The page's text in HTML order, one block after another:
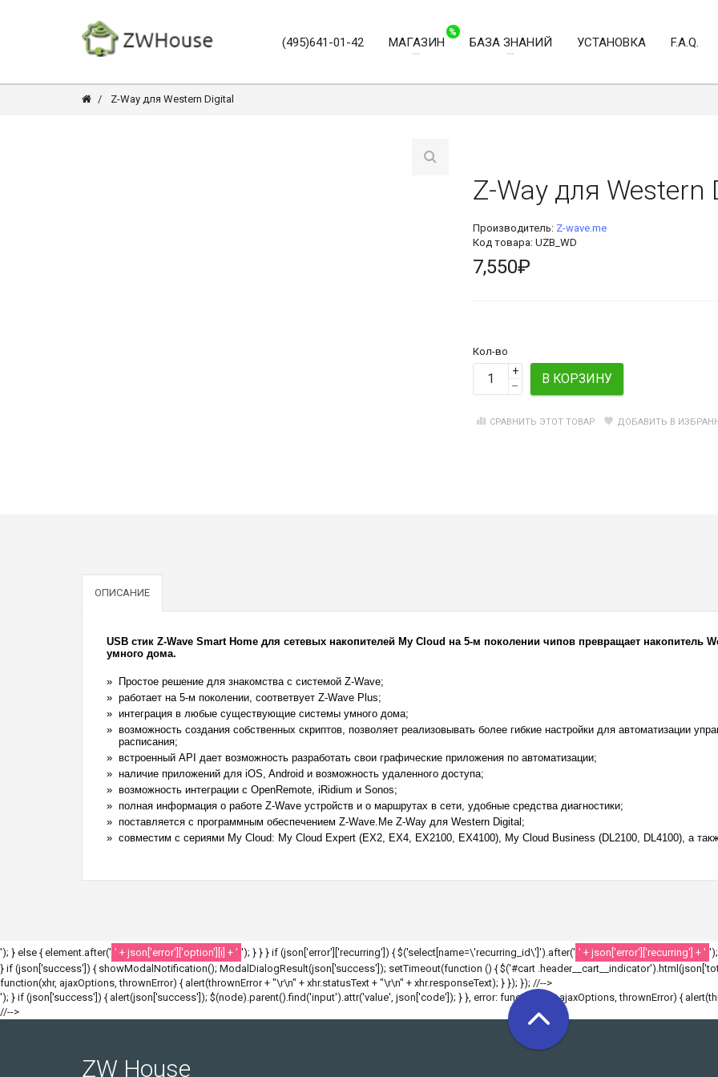
(495)641-01-42 МАГАЗИН
%
БАЗА ЗНАНИЙ УСТАНОВКА F.A.Q.
Z-Way для Western Digital
Z-Way для Western
Производитель: Z-wave.me
Код товара: UZB_WD
7,550₽
Кол-во
+
–
В КОРЗИНУ
СРАВНИТЬ ЭТОТ ТОВАР ДОБАВИТЬ В
ОПИСАНИЕ
USB стик Z-Wave Smart Home для сетевых накопителей My Cloud на 5-м поколении чипов превращает накопитель
умного дома.
Простое решение для знакомства с системой Z-Wave;
работает на 5-м поколении, соответвует Z-Wave Plus;
интеграция в любые существующие системы умного дома;
возможность создания собственных скриптов, позволяет реализовывать более гибкие настройки для автоматизации
расписания;
встроенный API дает возможность разработать свои графические приложения по автоматизации;
наличие приложений для iOS, Android и возможность удаленного доступа;
возможность интеграции с OpenRemote, iRidium и Sonos;
полная информация о работе Z-Wave устройств и о маршрутах в сети, удобные средства диагностики;
поставляется с программным обеспечением Z-Wave.Me Z-Way для Western Digital;
совместим с сериями My Cloud: My Cloud Expert (EX2, EX4, EX2100, EX4100), My Cloud Business (DL2100, DL4100), а
'); } else { element.after(' ' + json['error']['option'][i] + ' '); } } } if (json['error']['recurring']) { $('select[name=\'recurring_id\']').after(' ' + json['error']['recurring'] + '
} if (json['success']) { showModalNotification(); ModalDialogResult(json['success']); setTimeout(function () { $('#cart
function(xhr, ajaxOptions, thrownError) { alert(thrownError + "\r\n" + xhr.statusText + "\r\n" + xhr.responseText); } }); }); //-->
'); } if (json['success']) { alert(json['success']); $(node).parent().find('input').attr('value', json['code']); } }, error: function(xhr, ajaxOptions, thrownError) {
//-->
ZW House